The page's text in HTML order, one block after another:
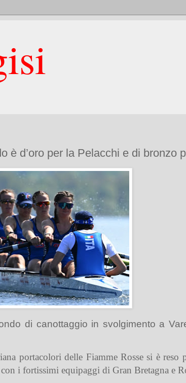
è d’oro per la Pelacchi e di bronzo
di canottaggio in svolgimento a
portacolori delle Fiamme Rosse si è reso
i fortissimi equipaggi di Gran Bretagna e